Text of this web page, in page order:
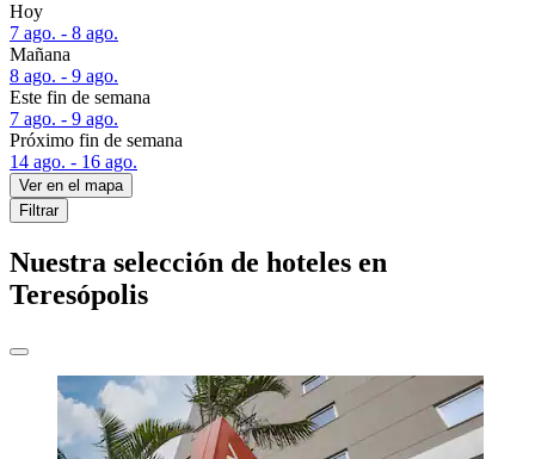
Hoy
7 ago. - 8 ago.
Mañana
8 ago. - 9 ago.
Este fin de semana
7 ago. - 9 ago.
Próximo fin de semana
14 ago. - 16 ago.
Ver en el mapa
Filtrar
Nuestra selección de hoteles en
Teresópolis